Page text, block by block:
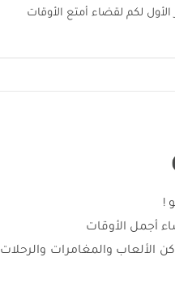
!
أجمل الأوقات
الألعاب والمغامرات والرحلات